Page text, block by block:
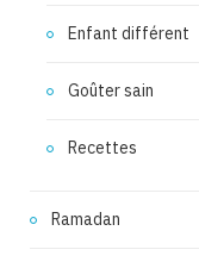
Enfant différent
Goûter sain
Recettes
Ramadan